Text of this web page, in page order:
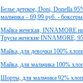
Белье детское, Doni, Donella
мальчика – 69,99 руб. -
Майка женская, INNAMORE на
Трусы женские INNAMORE,
Майка, для девочки 100%
Майка, для мальчика 100%
Шорты, для мальчика 92%